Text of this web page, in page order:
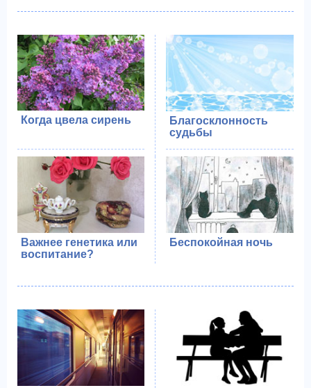
Когда цвела сирень
Благосклонность
судьбы
Важнее генетика или
воспитание?
Беспокойная ночь